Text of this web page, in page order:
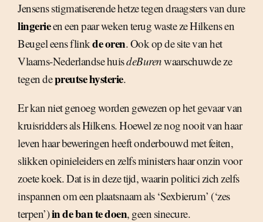
Jensens stigmatiserende hetze tegen draagsters van dure
lingerieen een paar weken terug waste ze Hilkens en
Beugel eens flinkde oren. Ook op de site van het
Vlaams-Nederlandse huisdeBurenwaarschuwde ze
tegen depreutse hysterie.
Er kan niet genoeg worden gewezen op het gevaar van
kruisridders als Hilkens. Hoewel ze nog nooit van haar
leven haar beweringen heeft onderbouwd met feiten,
slikken opinieleiders en zelfs ministers haar onzin voor
zoete koek. Dat is in deze tijd, waarin politici zich zelfs
inspannen om een plaatsnaam als ‘Sexbierum’ (‘zes
terpen’)in de ban te doen, geen sinecure.